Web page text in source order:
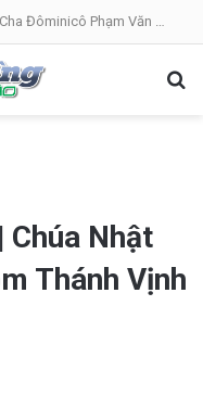
Lễ Tạ Ơn Mừng Kim Khánh Linh Mục Cha Đôminicô Phạm Văn Khâm tại Nhà Thờ Bắc Hòa Giáo Phận Mỹ Tho . 07.08.2026
Chúa Nhật
Thánh Vịnh